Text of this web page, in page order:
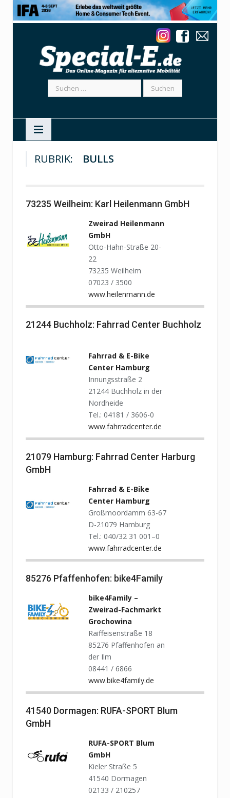
Suchen
nach:
RUBRIK: BULLS
73235 Weilheim: Karl Heilenmann GmbH
Zweirad Heilenmann
GmbH
Otto-Hahn-Straße 20-
22
73235 Weilheim
07023 / 3500
www.heilenmann.de
21244 Buchholz: Fahrrad Center Buchholz
Fahrrad & E-Bike
Center Hamburg
Innungsstraße 2
21244 Buchholz in der
Nordheide
Tel.: 04181 / 3606-0
www.fahrradcenter.de
21079 Hamburg: Fahrrad Center Harburg
GmbH
Fahrrad & E-Bike
Center Hamburg
Großmoordamm 63-67
D-21079 Hamburg
Tel.: 040/32 31 001–0
www.fahrradcenter.de
85276 Pfaffenhofen: bike4Family
bike4Family –
Zweirad-Fachmarkt
Grochowina
Raiffeisenstraße 18
85276 Pfaffenhofen an
der Ilm
08441 / 6866
www.bike4family.de
41540 Dormagen: RUFA-SPORT Blum
GmbH
RUFA-SPORT Blum
GmbH
Kieler Straße 5
41540 Dormagen
02133 / 210257